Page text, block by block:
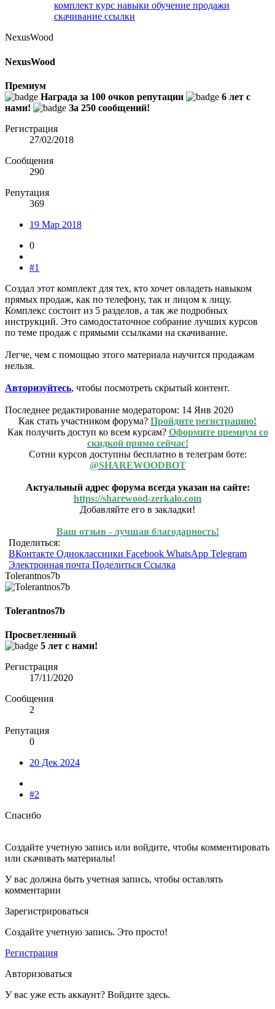
комплект курс навыки обучение продажи
скачивание ссылки
NexusWood
NexusWood
Премиум
Награда за 100 очков репутации
6 лет с
нами!
За 250 сообщений!
Регистрация
27/02/2018
Сообщения
290
Репутация
369
19 Мар 2018
0
#1
Создал этот комплект для тех, кто хочет овладеть навыком
прямых продаж, как по телефону, так и лицом к лицу.
Комплекс состоит из 5 разделов, а так же подробных
инструкций. Это самодостаточное собрание лучших курсов
по теме продаж с прямыми ссылками на скачивание.
Легче, чем с помощью этого материала научится продажам
нельзя.
Авторизуйтесь, чтобы посмотреть скрытый контент.
Последнее редактирование модератором: 14 Янв 2020
Как стать участником форума? Пройдите регистрацию!
Как получить доступ ко всем курсам? Оформите премиум со
скидкой прямо сейчас!
Сотни курсов доступны бесплатно в телеграм боте:
@SHAREWOODBOT
Актуальный адрес форума всегда указан на сайте:
https://sharewood-zerkalo.com
Добавляйте его в закладки!
Ваш отзыв - лучшая благодарность!
Поделиться:
ВКонтакте Одноклассники Facebook WhatsApp Telegram
Электронная почта Поделиться Ссылка
Tolerantnos7b
Tolerantnos7b
Просветленный
5 лет с нами!
Регистрация
17/11/2020
Сообщения
2
Репутация
0
20 Дек 2024
#2
Спасибо
Создайте учетную запись или войдите, чтобы комментировать
или скачивать материалы!
У вас должна быть учетная запись, чтобы оставлять
комментарии
Зарегистрироваться
Создайте учетную запись. Это просто!
Регистрация
Авторизоваться
У вас уже есть аккаунт? Войдите здесь.